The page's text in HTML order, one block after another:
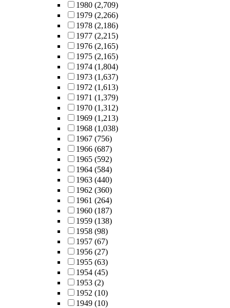
1980 (2,709)
1979 (2,266)
1978 (2,186)
1977 (2,215)
1976 (2,165)
1975 (2,165)
1974 (1,804)
1973 (1,637)
1972 (1,613)
1971 (1,379)
1970 (1,312)
1969 (1,213)
1968 (1,038)
1967 (756)
1966 (687)
1965 (592)
1964 (584)
1963 (440)
1962 (360)
1961 (264)
1960 (187)
1959 (138)
1958 (98)
1957 (67)
1956 (27)
1955 (63)
1954 (45)
1953 (2)
1952 (10)
1949 (10)